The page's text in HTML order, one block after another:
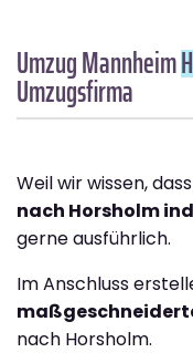
Umzug Mannheim
Umzugsfirma
Weil wir wissen, dass
nach Horsholm
gerne ausführlich.
Im Anschluss
nach Horsholm.